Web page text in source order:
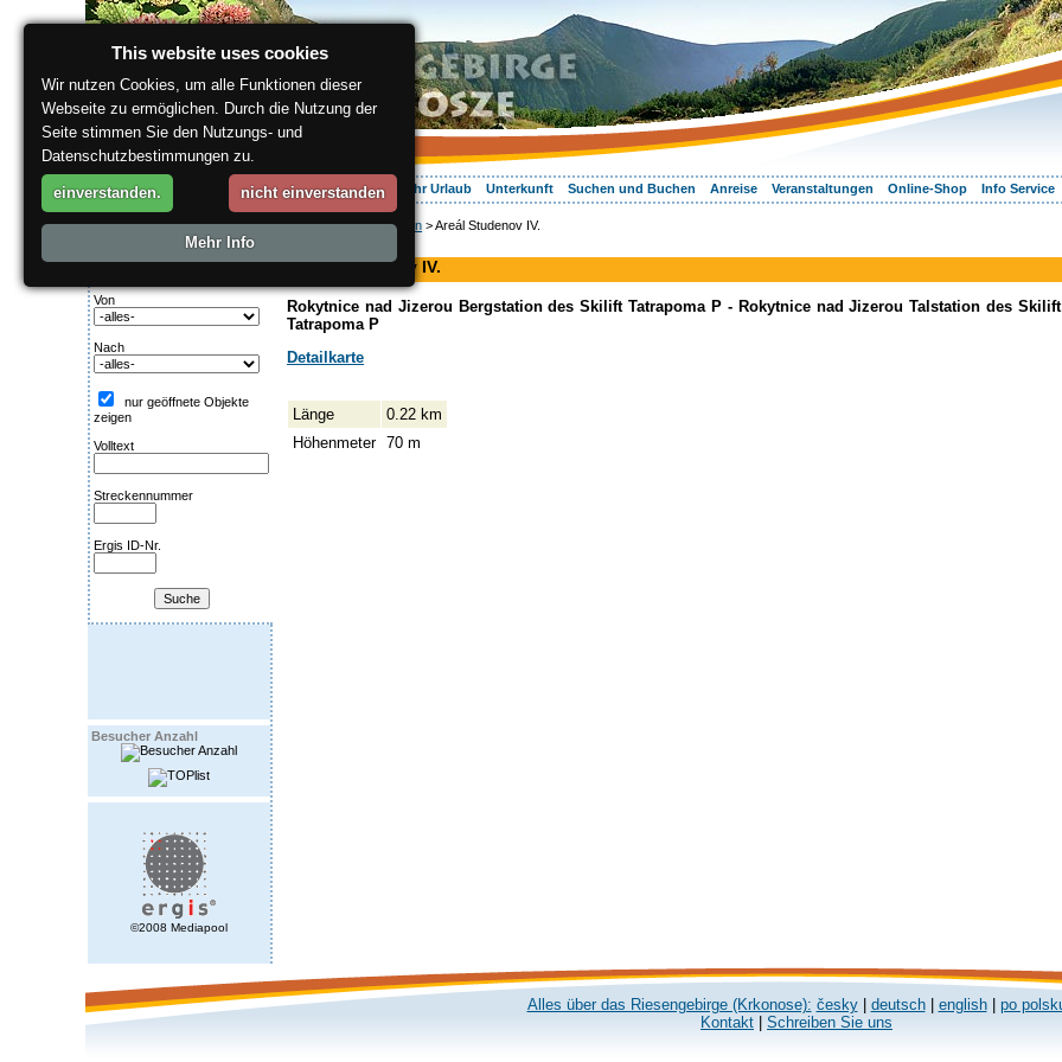
Über die Region Aktiv Erleben Entspannung Ihr Urlaub Unterkunft Suchen und Buchen Anreise Veranstaltungen Online-Shop Info Service
Von
Nach
nur geöffnete Objekte
zeigen
Volltext
Streckennummer
Ergis ID-Nr.
Besucher Anzahl
©2008 Mediapool
ergis.cz>Aktiv Erleben > Areál Studenov IV.
Areál Studenov IV.
Rokytnice nad Jizerou Bergstation des Skilift Tatrapoma P - Rokytnice nad Jizerou Talstation des Skilift
Tatrapoma P
Detailkarte
Länge
0.22 km
Höhenmeter 70 m
Alles über das Riesengebirge (Krkonose): česky| deutsch| english| po
Kontakt
Schreiben Sie uns
This website uses cookies
Wir nutzen Cookies, um alle Funktionen dieser
Webseite zu ermöglichen. Durch die Nutzung der
Seite stimmen Sie den Nutzungs- und
Datenschutzbestimmungen zu.
einverstanden. nicht einverstanden
Mehr Info